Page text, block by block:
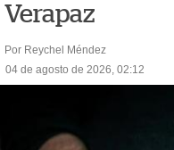
Verapaz
Por Reychel Méndez
04 de agosto de 2026, 02:12